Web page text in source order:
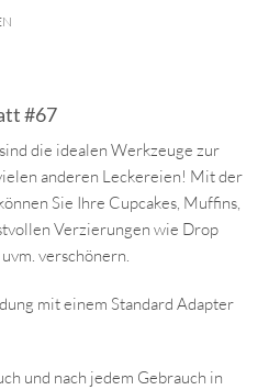
#67
die idealen Werkzeuge zur
anderen Leckereien! Mit der
Sie Ihre Cupcakes, Muffins,
Verzierungen wie Drop
verschönern.
mit einem Standard Adapter
und nach jedem Gebrauch in